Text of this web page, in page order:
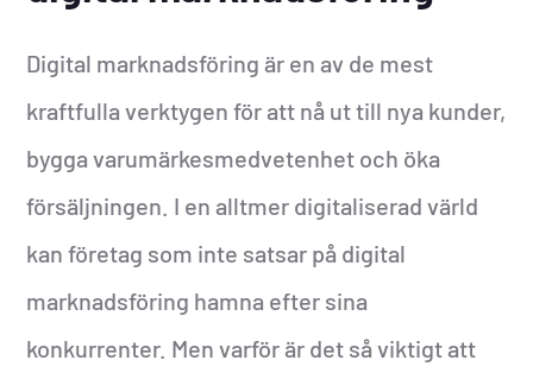
Digital marknadsföring är en av de mest
kraftfulla verktygen för att nå ut till nya kunder,
bygga varumärkesmedvetenhet och öka
försäljningen. I en alltmer digitaliserad värld
kan företag som inte satsar på digital
marknadsföring hamna efter sina
konkurrenter. Men varför är det så viktigt att